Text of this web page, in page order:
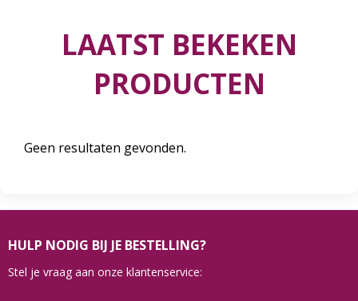
LAATST BEKEKEN
PRODUCTEN
Geen resultaten gevonden.
HULP NODIG BIJ JE BESTELLING?
Stel je vraag aan onze klantenservice: